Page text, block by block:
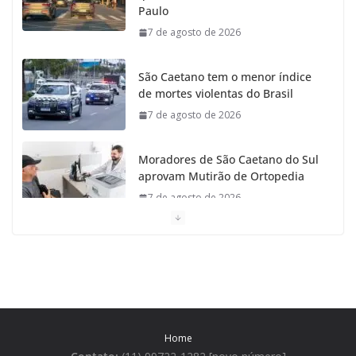
k a
m
Paulo
7 de agosto de 2026
São Caetano tem o menor índice
de mortes violentas do Brasil
7 de agosto de 2026
Moradores de São Caetano do Sul
aprovam Mutirão de Ortopedia
7 de agosto de 2026
Home